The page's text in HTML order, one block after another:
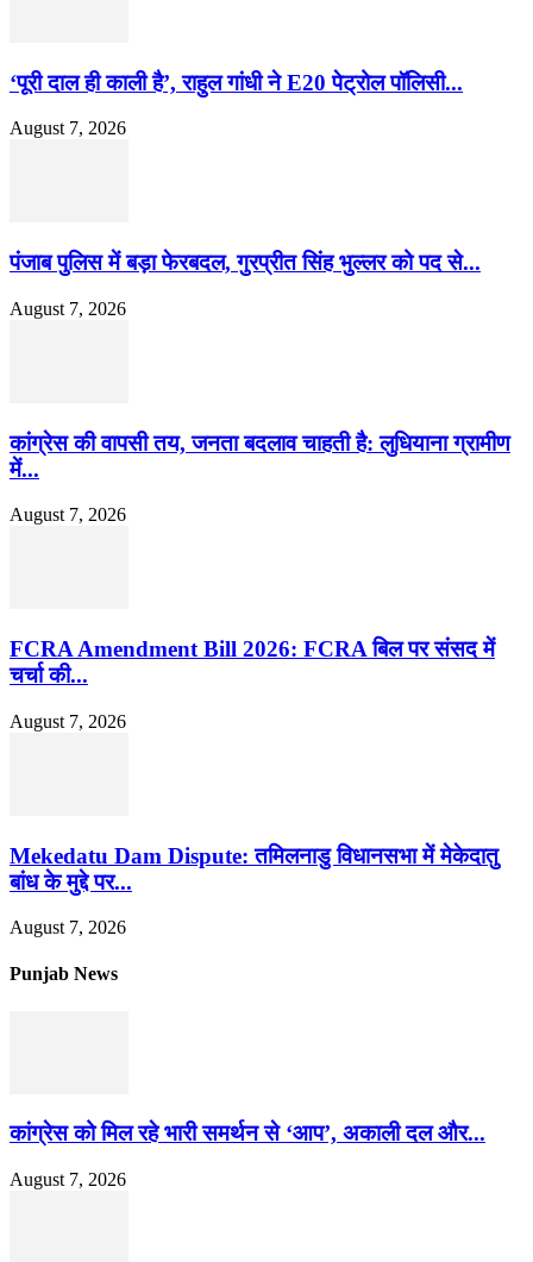
‘पूरी दाल ही काली है’, राहुल गांधी ने E20 पेट्रोल पॉलिसी...
August 7, 2026
पंजाब पुलिस में बड़ा फेरबदल, गुरप्रीत सिंह भुल्लर को पद से...
August 7, 2026
कांग्रेस की वापसी तय, जनता बदलाव चाहती है: लुधियाना ग्रामीण
में...
August 7, 2026
FCRA Amendment Bill 2026: FCRA बिल पर संसद में
चर्चा की...
August 7, 2026
Mekedatu Dam Dispute: तमिलनाडु विधानसभा में मेकेदातु
बांध के मुद्दे पर...
August 7, 2026
Punjab News
कांग्रेस को मिल रहे भारी समर्थन से ‘आप’, अकाली दल और...
August 7, 2026